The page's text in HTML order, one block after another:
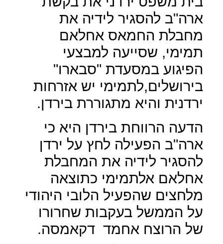
ארה"ב להסגיר לידיה את
מחבלת החמאס אחלאם
תמימי, שסייעה למבצעי
הפיגוע במסעדת "סבארו"
בירושלים,לתמימי יש אזרחות
ירדנית והיא מתגוררת בירדן.
הדעה הרווחת בירדן היא כי
ארה"ב הפעילה לחץ על ירדן
להסגיר לידיה את המחבלת
אחלאם אלתמימי כתוצאה
מלחצים שהפעיל הלובי היהודי
על הממשל בעקבות שחרורו
של הרוצח אחמד דקאמסה.